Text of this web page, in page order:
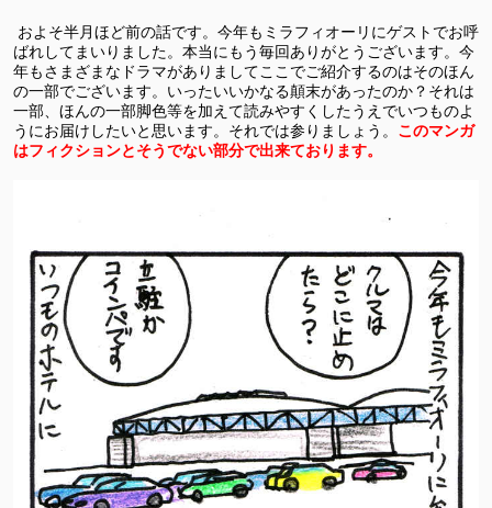
およそ半月ほど前の話です。今年もミラフィオーリにゲストでお呼
ばれしてまいりました。本当にもう毎回ありがとうございます。今
年もさまざまなドラマがありましてここでご紹介するのはそのほん
の一部でございます。いったいいかなる顛末があったのか？それは
一部、ほんの一部脚色等を加えて読みやすくしたうえでいつものよ
うにお届けしたいと思います。それでは参りましょう。 このマンガ
はフィクションとそうでない部分で出来ております。